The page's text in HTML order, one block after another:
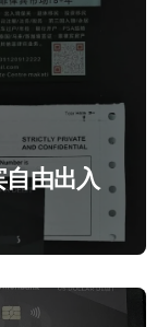
自由出入